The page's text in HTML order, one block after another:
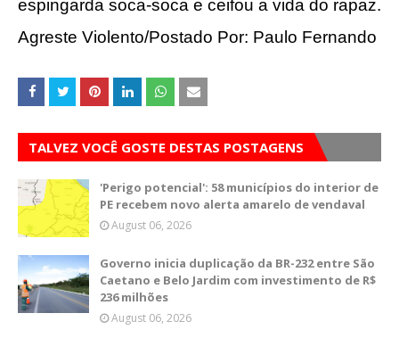
espingarda soca-soca e ceifou a vida do rapaz.
Agreste Violento/Postado Por: Paulo Fernando
TALVEZ VOCÊ GOSTE DESTAS POSTAGENS
'Perigo potencial': 58 municípios do interior de
PE recebem novo alerta amarelo de vendaval
August 06, 2026
Governo inicia duplicação da BR-232 entre São
Caetano e Belo Jardim com investimento de R$
236 milhões
August 06, 2026